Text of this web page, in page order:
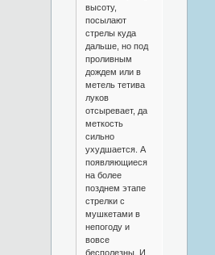
высоту,
посылают
стрелы куда
дальше, но под
проливным
дождем или в
метель тетива
луков
отсыревает, да
меткость
сильно
ухудшается. А
появляющиеся
на более
позднем этапе
стрелки с
мушкетами в
непогоду и
вовсе
бесполезны. И